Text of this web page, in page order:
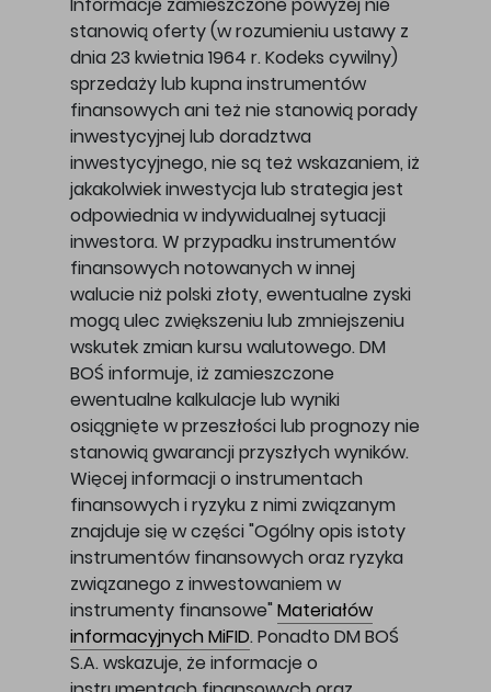
Informacje zamieszczone powyżej nie
stanowią oferty (w rozumieniu ustawy z
dnia 23 kwietnia 1964 r. Kodeks cywilny)
sprzedaży lub kupna instrumentów
finansowych ani też nie stanowią porady
inwestycyjnej lub doradztwa
inwestycyjnego, nie są też wskazaniem, iż
jakakolwiek inwestycja lub strategia jest
odpowiednia w indywidualnej sytuacji
inwestora. W przypadku instrumentów
finansowych notowanych w innej
walucie niż polski złoty, ewentualne zyski
mogą ulec zwiększeniu lub zmniejszeniu
wskutek zmian kursu walutowego. DM
BOŚ informuje, iż zamieszczone
ewentualne kalkulacje lub wyniki
osiągnięte w przeszłości lub prognozy nie
stanowią gwarancji przyszłych wyników.
Więcej informacji o instrumentach
finansowych i ryzyku z nimi związanym
znajduje się w części "Ogólny opis istoty
instrumentów finansowych oraz ryzyka
związanego z inwestowaniem w
instrumenty finansowe" Materiałów
informacyjnych MiFID. Ponadto DM BOŚ
S.A. wskazuje, że informacje o